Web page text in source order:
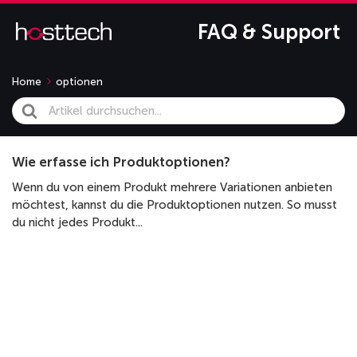
FAQ & Support
Home optionen
Search
For
Wie erfasse ich Produktoptionen?
Wenn du von einem Produkt mehrere Variationen anbieten
möchtest, kannst du die Produktoptionen nutzen. So musst
du nicht jedes Produkt...